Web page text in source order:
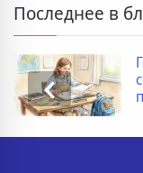
Последнее в